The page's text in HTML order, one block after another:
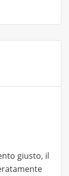
giusto, il